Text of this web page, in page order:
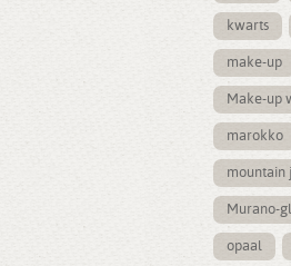
kwarts
make-up
Make-up
marokko
mountain
Murano-
opaal